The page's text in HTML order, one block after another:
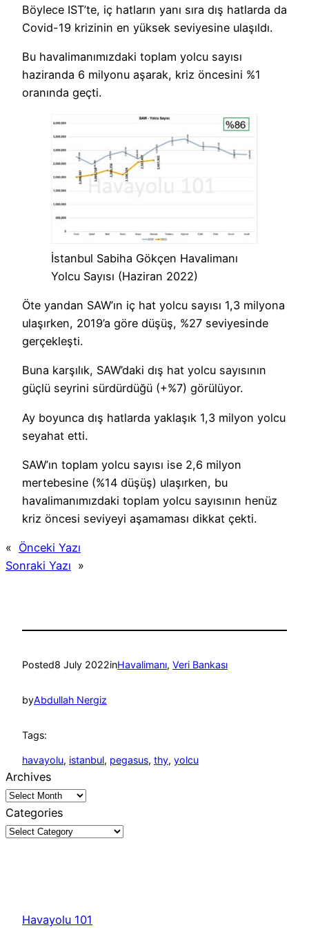
Böylece IST’te, iç hatların yanı sıra dış hatlarda da
Covid-19 krizinin en yüksek seviyesine ulaşıldı.
Bu havalimanımızdaki toplam yolcu sayısı
haziranda 6 milyonu aşarak, kriz öncesini %1
oranında geçti.
İstanbul Sabiha Gökçen Havalimanı
Yolcu Sayısı (Haziran 2022)
Öte yandan SAW’ın iç hat yolcu sayısı 1,3 milyona
ulaşırken, 2019’a göre düşüş, %27 seviyesinde
gerçekleşti.
Buna karşılık, SAW’daki dış hat yolcu sayısının
güçlü seyrini sürdürdüğü (+%7) görülüyor.
Ay boyunca dış hatlarda yaklaşık 1,3 milyon yolcu
seyahat etti.
SAW’ın toplam yolcu sayısı ise 2,6 milyon
mertebesine (%14 düşüş) ulaşırken, bu
havalimanımızdaki toplam yolcu sayısının henüz
kriz öncesi seviyeyi aşamaması dikkat çekti.
« Önceki Yazı
Sonraki Yazı »
Posted8 July 2022inHavalimanı, Veri Bankası
byAbdullah Nergiz
Tags:
havayolu, istanbul, pegasus, thy, yolcu
Archives
Categories
Havayolu 101